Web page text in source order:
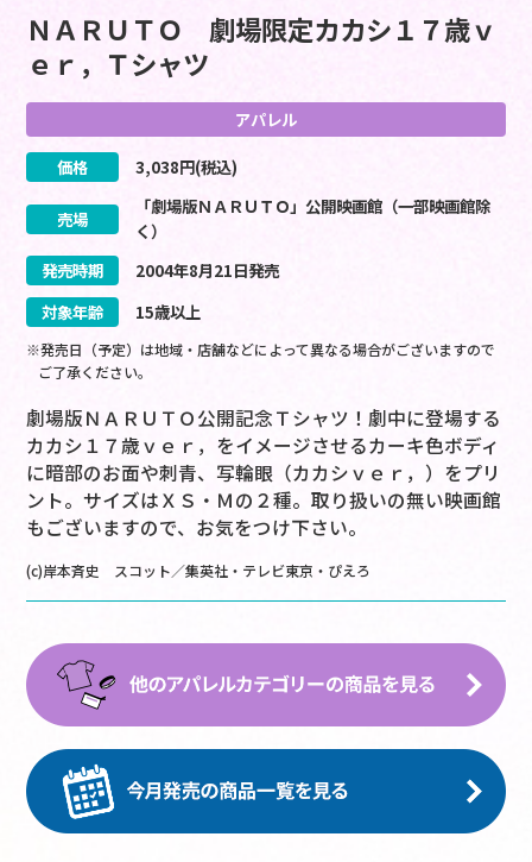
ＮＡＲＵＴＯ 劇場限定カカシ１７歳ｖ
ｅｒ，Ｔシャツ
アパレル
価格 3,038円(税込)
売場
「劇場版ＮＡＲＵＴＯ」公開映画館（一部映画館除
く）
発売時期
2004年8月21日発売
対象年齢
15歳以上
※発売日（予定）は地域・店舗などによって異なる場合がございますので
ご了承ください。
劇場版ＮＡＲＵＴＯ公開記念Ｔシャツ！劇中に登場する
カカシ１７歳ｖｅｒ，をイメージさせるカーキ色ボディ
に暗部のお面や刺青、写輪眼（カカシｖｅｒ，）をプリ
ント。サイズはＸＳ・Ｍの２種。取り扱いの無い映画館
もございますので、お気をつけ下さい。
(c)岸本斉史 スコット／集英社・テレビ東京・ぴえろ